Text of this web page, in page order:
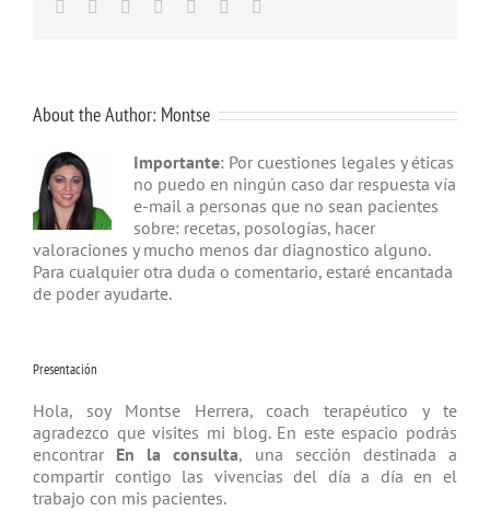
Facebook
TwitterLinkedinGoogle+
TumblrPinterest
About the Author: Montse
Importante: Por cuestiones legales y éticas
no puedo en ningún caso dar respuesta vía
e-mail a personas que no sean pacientes
sobre: recetas, posologías, hacer
valoraciones y mucho menos dar diagnostico alguno.
Para cualquier otra duda o comentario, estaré encantada
de poder ayudarte.
Presentación
Hola, soy Montse Herrera, coach tera­péutico y te
agradezco que visites mi blog. En este espacio podrás
encontrar En la consulta, una sección destinada a
compartir contigo las vivencias del día a día en el
trabajo con mis pacientes.